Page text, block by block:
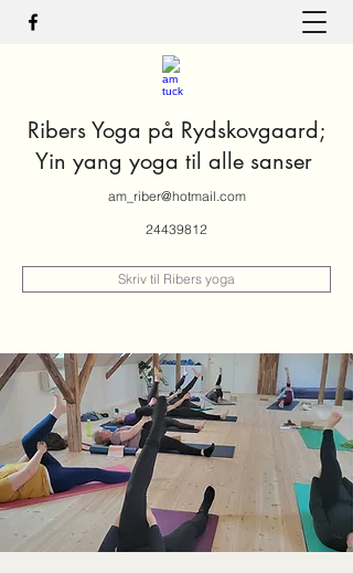
Ribers Yoga på Rydskovgaard;
Yin yang yoga til alle sanser
am_riber@hotmail.com
24439812
Skriv til Ribers yoga